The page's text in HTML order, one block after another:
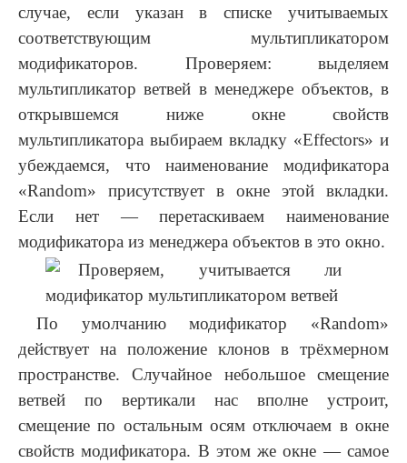
случае, если указан в списке учитываемых
соответствующим мультипликатором
модификаторов. Проверяем: выделяем
мультипликатор ветвей в менеджере объектов, в
открывшемся ниже окне свойств
мультипликатора выбираем вкладку «Effectors» и
убеждаемся, что наименование модификатора
«Random» присутствует в окне этой вкладки.
Если нет — перетаскиваем наименование
модификатора из менеджера объектов в это окно.
По умолчанию модификатор «Random»
действует на положение клонов в трёхмерном
пространстве. Случайное небольшое смещение
ветвей по вертикали нас вполне устроит,
смещение по остальным осям отключаем в окне
свойств модификатора. В этом же окне — самое